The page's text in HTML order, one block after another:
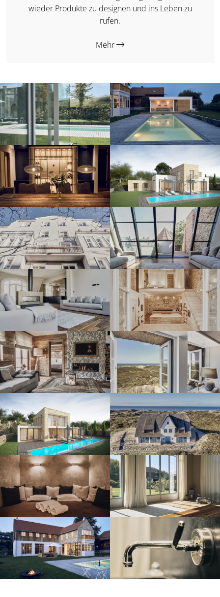
wieder Produkte zu designen und ins Leben zu
rufen.
Mehr